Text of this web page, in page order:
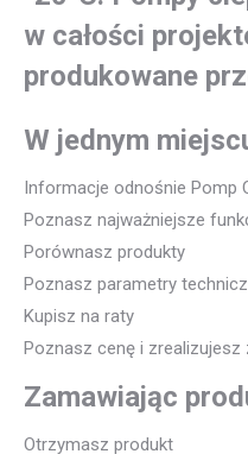
w całości
produkowane
W jednym
Informacje odnośnie Pomp
Poznasz najważniejsze
Porównasz produkty
Poznasz parametry
Kupisz na raty
Poznasz cenę i zrealizujesz
Zamawiając
Otrzymasz produkt